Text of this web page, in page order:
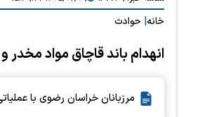
خانه حوادث
انهدام باند قاچاق مواد مخدر و
مرزبانان خراسان رضوی با